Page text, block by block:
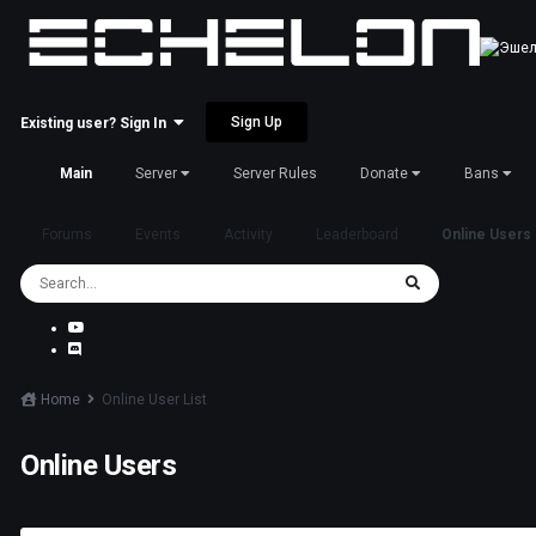
Existing user? Sign In Sign Up
Main
Forums Events Activity Leaderboard Online Users
Server Server Rules Donate Bans
Home Online User List
Online Users